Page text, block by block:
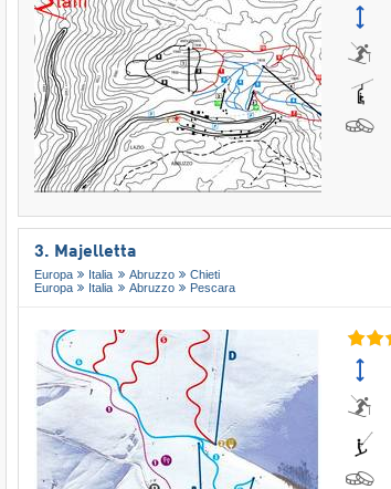
3. Majelletta
Europa Italia Abruzzo
Chieti
Europa
Italia Abruzzo Pescara